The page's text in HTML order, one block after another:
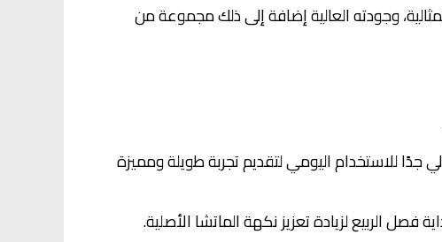
وجودته العالية إضافة إلى ذلك مجموعة من
للاستخدام اليومي لتقديم تجربة طويلة ومميزة
فصل الربيع لزيادة تعزيز نكهة الماتشا الأصلية.